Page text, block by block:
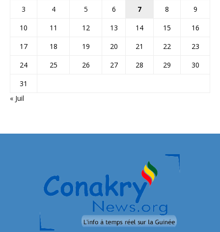
3
4 5 6 7 8
9
10
11 12 13 14 15
16
17
18 19 20 21 22
23
24
25 26 27 28 29
30
31
« Juil